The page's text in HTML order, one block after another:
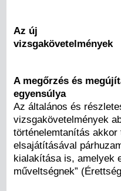
Az új
vizsgakövetelmények
A megőrzés és
egyensúlya
Az általános és
vizsgakövetelmények
történelemtanítás
elsajátításával
kialakítása is, amelyek
műveltségnek”